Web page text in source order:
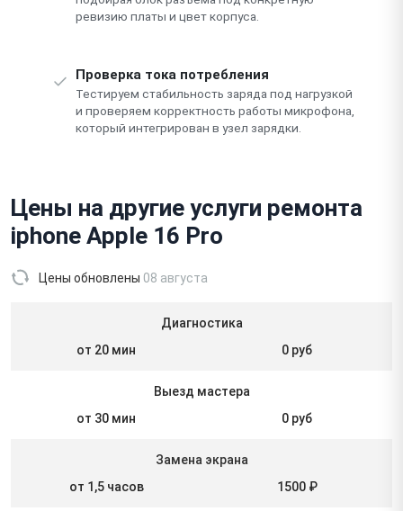
ревизию платы и цвет корпуса.
Проверка тока потребления
Тестируем стабильность заряда под нагрузкой
и проверяем корректность работы микрофона,
который интегрирован в узел зарядки.
Цены на другие услуги ремонта
iphone Apple 16 Pro
Цены обновлены 08 августа
Диагностика
от 20 мин
0 руб
Выезд мастера
от 30 мин
0 руб
Замена экрана
от 1,5 часов
1500 ₽